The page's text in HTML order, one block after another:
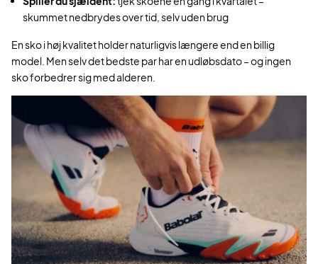
skummet nedbrydes over tid, selv uden brug
En sko i høj kvalitet holder naturligvis længere end en billig
model. Men selv det bedste par har en udløbsdato – og ingen
sko forbedrer sig med alderen.